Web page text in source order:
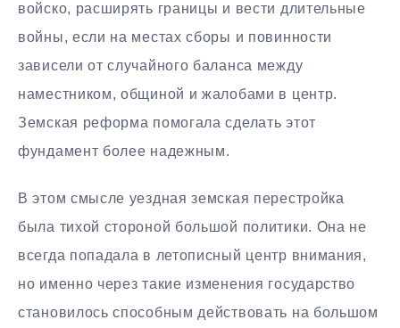
войско, расширять границы и вести длительные
войны, если на местах сборы и повинности
зависели от случайного баланса между
наместником, общиной и жалобами в центр.
Земская реформа помогала сделать этот
фундамент более надежным.
В этом смысле уездная земская перестройка
была тихой стороной большой политики. Она не
всегда попадала в летописный центр внимания,
но именно через такие изменения государство
становилось способным действовать на большом